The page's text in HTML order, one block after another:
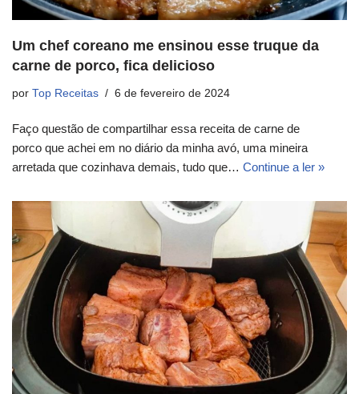
Um chef coreano me ensinou esse truque da
carne de porco, fica delicioso
por Top Receitas 6 de fevereiro de 2024
Faço questão de compartilhar essa receita de carne de
porco que achei em no diário da minha avó, uma mineira
arretada que cozinhava demais, tudo que… Continue a ler »